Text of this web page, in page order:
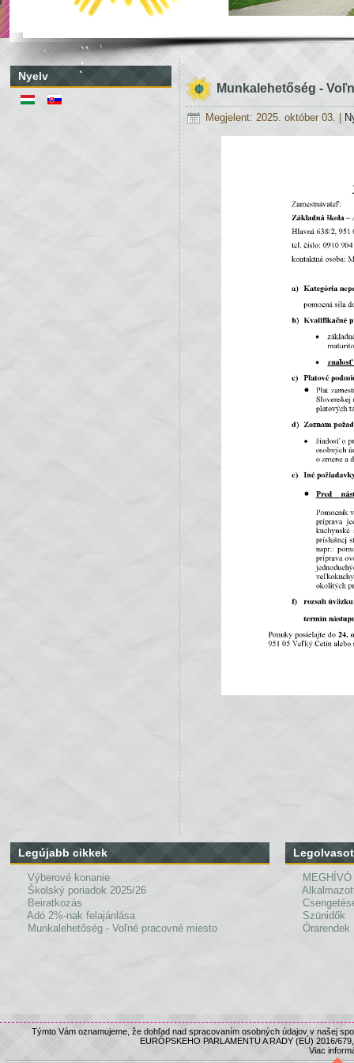
Nyelv
Munkalehetőség -
Megjelent: 2025. október 03.
Legújabb cikkek
Výberové konanie
Školský poriadok 2025/26
Beiratkozás
Adó 2%-nak felajánlása
Munkalehetőség - Voľné pracovné miesto
MEGHÍVÓ
Szünidők
Órarendek
Týmto Vám oznamujeme, že dohľad nad spracovaním osobných údajov v našej
EURÓPSKEHO PARLAMENTU A RADY (EÚ) 2016/
Viac